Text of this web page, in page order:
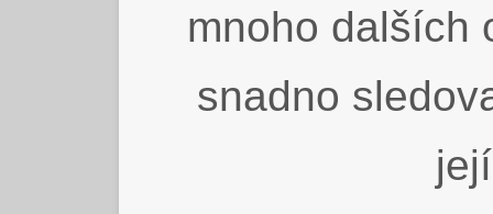
mnoho dalších
snadno